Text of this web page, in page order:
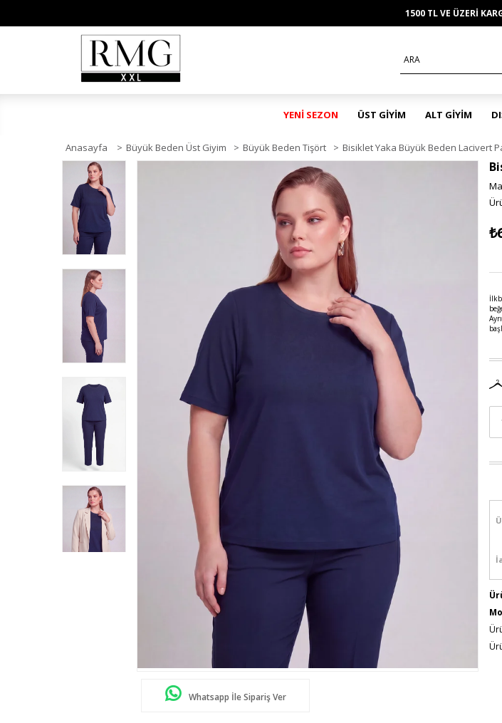
1500 TL VE ÜZERİ
YENİ SEZON ÜST GİYİM ALT GİYİM
Anasayfa > Büyük Beden Üst Giyim > Büyük Beden Tişört > Bisiklet Yaka Büyük Beden Lacivert
Whatsapp İle Sipariş Ver